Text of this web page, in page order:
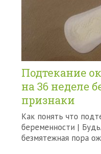
Подтекание
на 36 неделе
признаки
Как понять что
беременности |
безмятежная пора